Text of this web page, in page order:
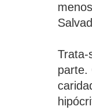
Trata-
parte.